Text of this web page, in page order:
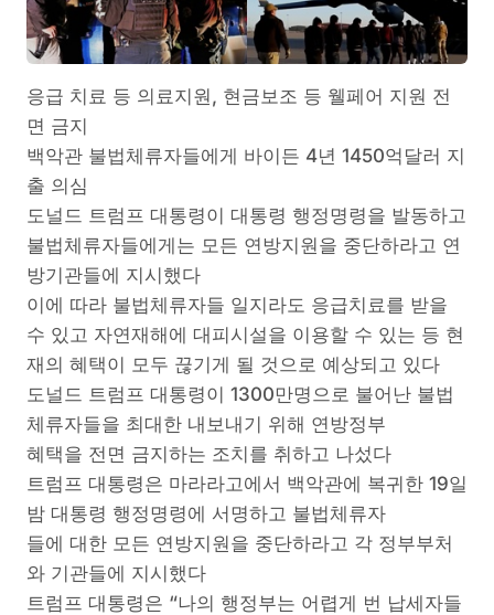
응급 치료 등 의료지원, 현금보조 등 웰페어 지원 전
면 금지
백악관 불법체류자들에게 바이든 4년 1450억달러 지
출 의심
도널드 트럼프 대통령이 대통령 행정명령을 발동하고
불법체류자들에게는 모든 연방지원을 중단하라고 연
방기관들에 지시했다
이에 따라 불법체류자들 일지라도 응급치료를 받을
수 있고 자연재해에 대피시설을 이용할 수 있는 등 현
재의 혜택이 모두 끊기게 될 것으로 예상되고 있다
도널드 트럼프 대통령이 1300만명으로 불어난 불법
체류자들을 최대한 내보내기 위해 연방정부
혜택을 전면 금지하는 조치를 취하고 나섰다
트럼프 대통령은 마라라고에서 백악관에 복귀한 19일
밤 대통령 행정명령에 서명하고 불법체류자
들에 대한 모든 연방지원을 중단하라고 각 정부부처
와 기관들에 지시했다
트럼프 대통령은 “나의 행정부는 어렵게 번 납세자들